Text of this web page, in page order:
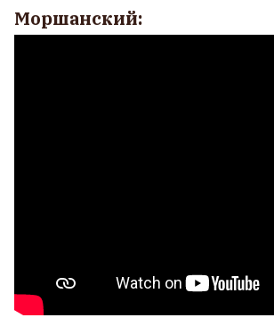
Моршанский: